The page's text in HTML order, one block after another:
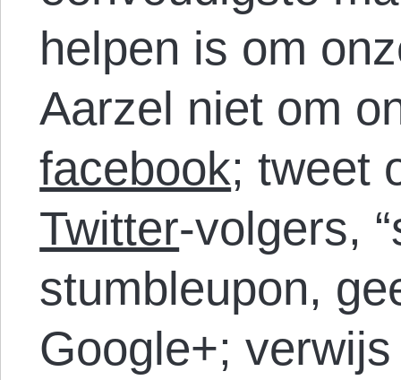
helpen is om
Aarzel niet om
facebook; tweet
Twitter-volgers,
stumbleupon,
Google+;